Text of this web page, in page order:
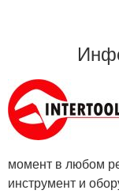
момент в любом
инструмент и